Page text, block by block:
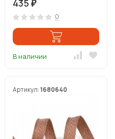
435 ₽
0
В наличии
Артикул:1680640